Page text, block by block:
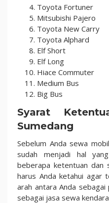
Toyota Fortuner
Mitsubishi Pajero
Toyota New Carry
Toyota Alphard
Elf Short
Elf Long
Hiace Commuter
Medium Bus
Big Bus
Syarat
Sumedang
Sebelum Anda sewa
sudah menjadi hal
beberapa ketentuan dan
harus Anda ketahui agar
arah antara Anda
sebagai jasa sewa